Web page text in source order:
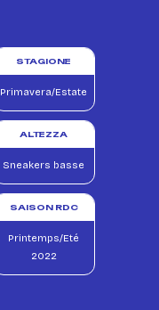
STAGIONE
Primavera/Estate
ALTEZZA
Sneakers basse
SAISON RDC
Printemps/Eté
2022